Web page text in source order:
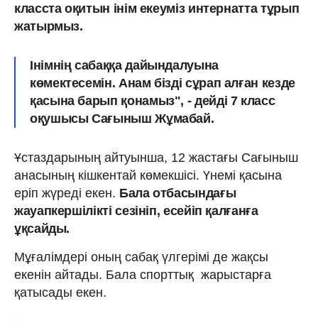
класста оқитын інім екеуміз интернатта тұрып
жатырмыз.
Інімнің сабаққа дайындалуына
көмектесемін. Анам бізді сұрап алған кезде
қасына барып қонамыз", - дейді 7 класс
оқушысы Сағыныш Жұмабай.
Ұстаздарының айтуынша, 12 жастағы Сағыныш
анасының кішкентай көмекшісі. Үнемі қасына
еріп жүреді екен. Бала отбасындағы
жауапкершілікті сезініп, есейіп қалғанға
ұқсайды.
Мұғалімдері оның сабақ үлгерімі де жақсы
екенін айтады. Бала спорттық жарыстарға
қатысады екен.